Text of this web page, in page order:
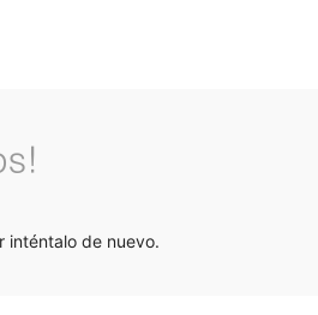
inténtalo de nuevo.